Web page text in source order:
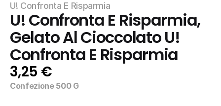
U! Confronta E Risparmia
U! Confronta E Risparmia,
Gelato Al Cioccolato U!
Confronta E Risparmia
3,25 €
Confezione 500 G